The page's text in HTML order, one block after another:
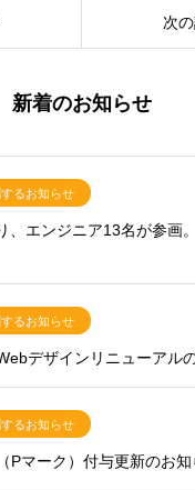
次
新着のお知らせ
るお知らせ
、エンジニア13名が参画
るお知らせ
デザインリニューアル
るお知らせ
Pマーク）付与更新のお知